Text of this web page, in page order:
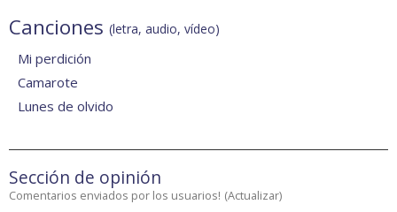
Canciones (letra, audio, vídeo)
Mi perdición
Camarote
Lunes de olvido
Sección de opinión
Comentarios enviados por los usuarios! (Actualizar)